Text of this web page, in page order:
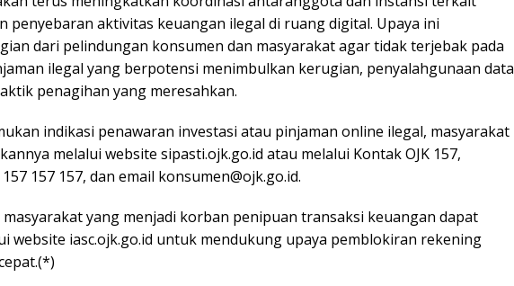
penyebaran aktivitas keuangan ilegal di ruang digital. Upaya ini
dari pelindungan konsumen dan masyarakat agar tidak terjebak pada
ilegal yang berpotensi menimbulkan kerugian, penyalahgunaan data
penagihan yang meresahkan.
indikasi penawaran investasi atau pinjaman online ilegal, masyarakat
melalui website sipasti.ojk.go.id atau melalui Kontak OJK 157,
157 157, dan email konsumen@ojk.go.id.
yang menjadi korban penipuan transaksi keuangan dapat
website iasc.ojk.go.id untuk mendukung upaya pemblokiran rekening